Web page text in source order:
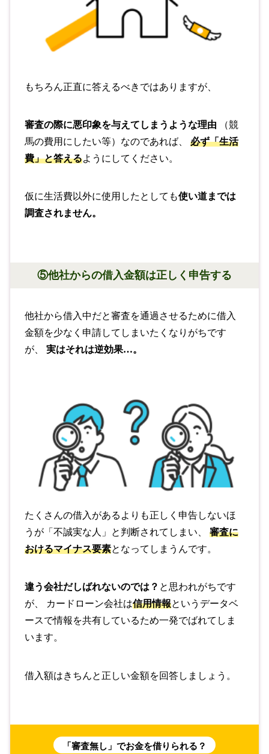
もちろん正直に答えるべきではありますが、
審査の際に悪印象を与えてしまうような理由 （競
馬の費用にしたい等）なのであれば、必ず「生活
費」と答えるようにしてください。
仮に生活費以外に使用したとしても使い道までは
調査されません。
⑤他社からの借入金額は正しく申告する
他社から借入中だと審査を通過させるために借入
金額を少なく申請してしまいたくなりがちです
が、実はそれは逆効果…。
たくさんの借入があるよりも正しく申告しないほ
うが「不誠実な人」と判断されてしまい、審査に
おけるマイナス要素となってしまうんです。
違う会社だしばれないのでは？ と思われがちです
が、 カードローン会社は信用情報というデータベ
ースで情報を共有しているため一発でばれてしま
います。
借入額はきちんと正しい金額を回答しましょう。
「審査無し」でお金を借りられる？